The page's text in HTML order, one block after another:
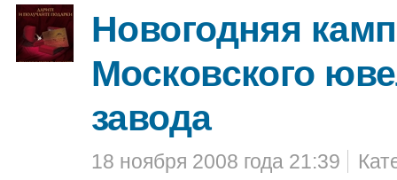
Новогодняя
Московского
завода
18 ноября 2008 года 21:39